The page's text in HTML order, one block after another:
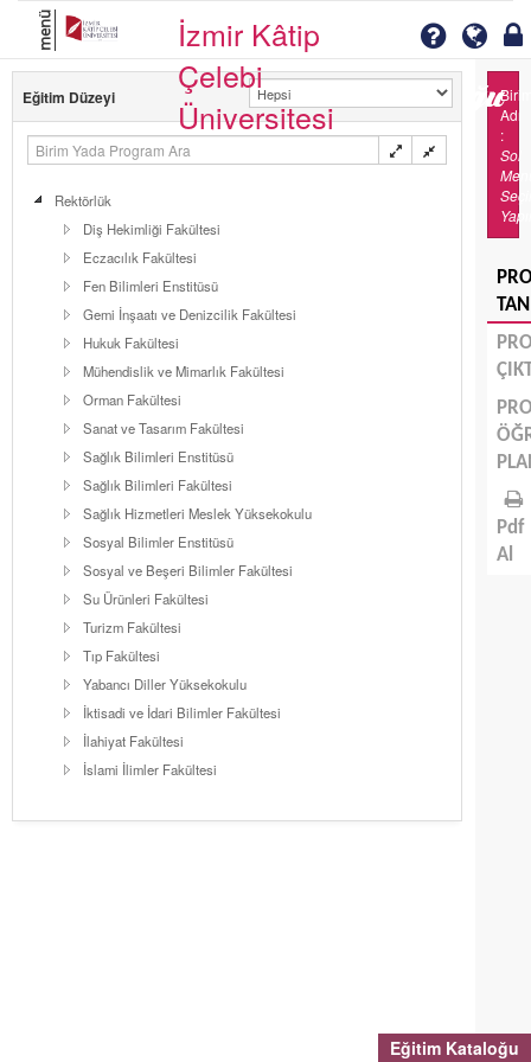
Eğitim Kataloğu
menü
İzmir Kâtip
Çelebi
Üniversitesi
Eğitim Düzeyi
Rektörlük
Diş Hekimliği Fakültesi
Eczacılık Fakültesi
Fen Bilimleri Enstitüsü
Gemi İnşaatı ve Denizcilik Fakültesi
Hukuk Fakültesi
Mühendislik ve Mimarlık Fakültesi
Orman Fakültesi
Sanat ve Tasarım Fakültesi
Sağlık Bilimleri Enstitüsü
Sağlık Bilimleri Fakültesi
Sağlık Hizmetleri Meslek Yüksekokulu
Sosyal Bilimler Enstitüsü
Sosyal ve Beşeri Bilimler Fakültesi
Su Ürünleri Fakültesi
Turizm Fakültesi
Tıp Fakültesi
Yabancı Diller Yüksekokulu
İktisadi ve İdari Bilimler Fakültesi
İlahiyat Fakültesi
İslami İlimler Fakültesi
Adı
:
Sol
Pdf
Al